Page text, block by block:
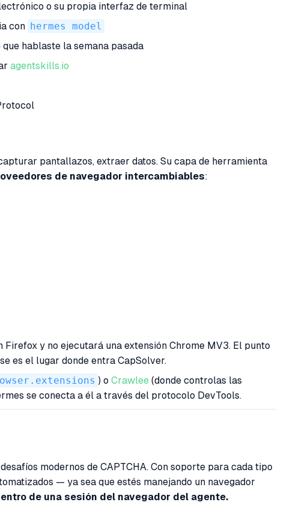
o su propia interfaz de terminal
con hermes model
hablaste la semana pasada
agentskills.io
pantallazos, extraer datos. Su capa de herramienta
de navegador intercambiables:
y no ejecutará una extensión Chrome MV3. El punto
es el lugar donde entra CapSolver.
) o Crawlee (donde controlas las
se conecta a él a través del protocolo DevTools.
modernos de CAPTCHA. Con soporte para cada tipo
— ya sea que estés manejando un navegador
de una sesión del navegador del agente.